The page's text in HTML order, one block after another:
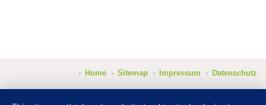
Home Sitemap Impressum Datenschutz